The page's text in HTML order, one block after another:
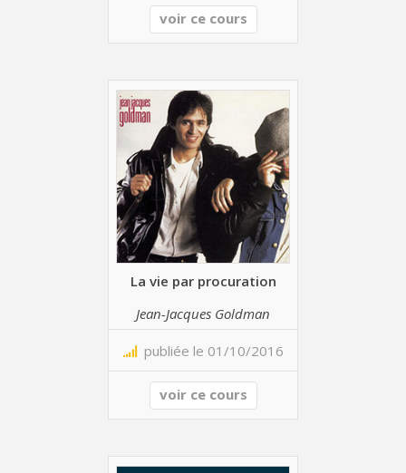
voir ce cours
La vie par procuration
Jean-Jacques Goldman
publiée le 01/10/2016
voir ce cours